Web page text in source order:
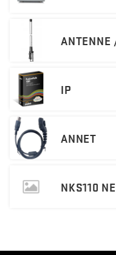
IP
ANNET
NKS110